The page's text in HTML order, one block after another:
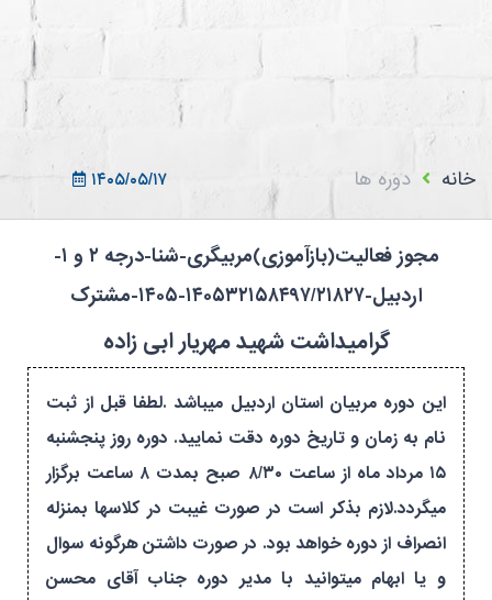
۱۴۰۵/۰۵/۱۷
خانه دوره ها
مجوز فعالیت(بازآموزی)مربیگری-شنا-درجه ۲ و ۱-
اردبیل-۱۴۰۵۳۲۱۵۸۴۹۷/۲۱۸۲۷-۱۴۰۵-مشترک
گرامیداشت شهید مهریار ابی زاده
این دوره مربیان استان اردبیل میباشد .لطفا قبل از ثبت
نام به زمان و تاریخ دوره دقت نمایید. دوره روز پنجشنبه
۱۵ مرداد ماه از ساعت ۸/۳۰ صبح بمدت ۸ ساعت برگزار
میگردد.لازم بذکر است در صورت غیبت در کلاسها بمنزله
انصراف از دوره خواهد بود. در صورت داشتن هرگونه سوال
و یا ابهام میتوانید با مدیر دوره جناب آقای محسن